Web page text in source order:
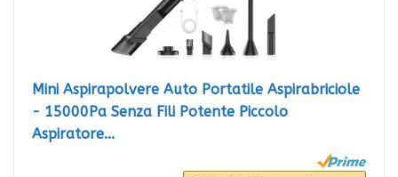
Mini Aspirapolvere Auto Portatile Aspirabriciole
- 15000Pa Senza Fili Potente Piccolo
Aspiratore...